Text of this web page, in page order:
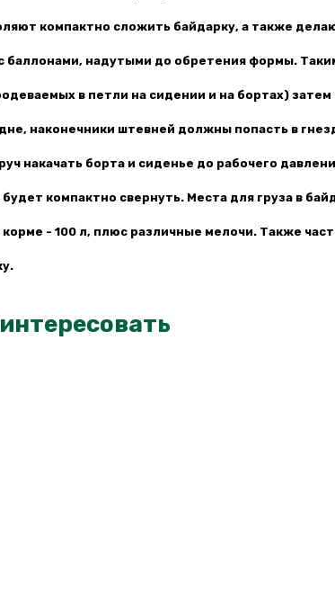
компактно сложить байдарку, а также
баллонами, надутыми до обретения формы.
в петли на сидении и на бортах)
наконечники штевней должны попасть в
накачать борта и сиденье до рабочего
компактно свернуть. Места для груза в
корме - 100 л, плюс различные мелочи. Также